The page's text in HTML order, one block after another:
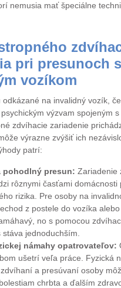
nemusia mať špeciálne
pri presunoch s
vozíkom
odkázané na invalidný vozík,
výzvam spojeným
zdvíhacie zariadenie
výrazne zvýšiť ich
patrí:
pohodlný presun: Zariadenie
rôznymi časťami domácnosti
rizika. Pre osoby na
z postele do vozíka
no s pomocou
jednoduchším.
námahy opatrovateľov:
ušetrí veľa práce. Fyzická
a presúvaní osoby
chrbta a ďalším